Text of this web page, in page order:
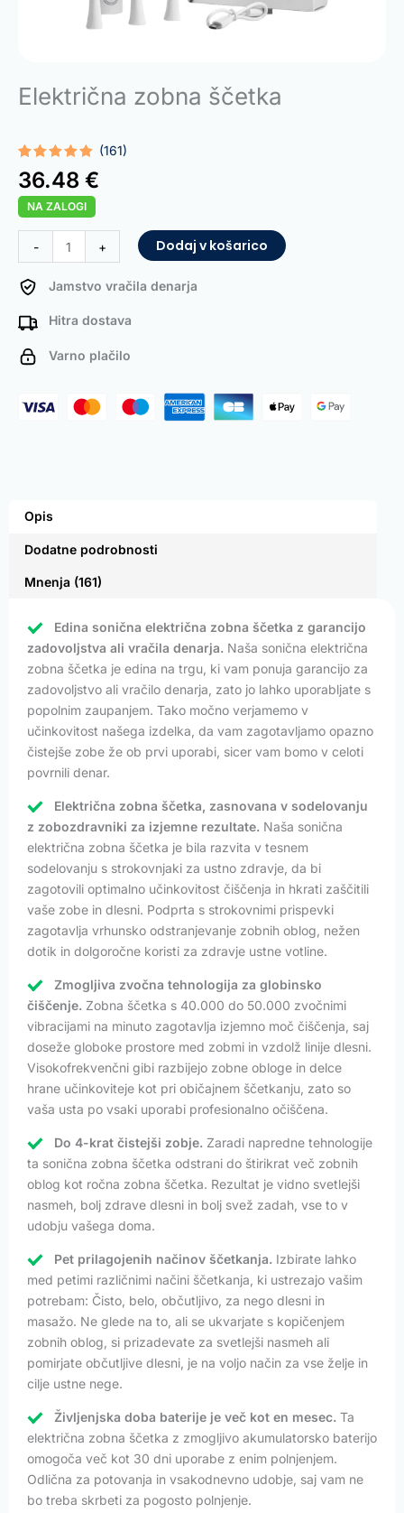
Električna zobna ščetka
Ocenjeno z
5.00od 5
na podlagi
ocene
161
strank
(161)
36.48 €
NA ZALOGI
-
Toothbrush
količina
+ Dodaj v košarico
Jamstvo vračila denarja
Hitra dostava
Varno plačilo
Opis
Dodatne podrobnosti
Mnenja (161)
Edina sonična električna zobna ščetka z garancijo
zadovoljstva ali vračila denarja. Naša sonična električna
zobna ščetka je edina na trgu, ki vam ponuja garancijo za
zadovoljstvo ali vračilo denarja, zato jo lahko uporabljate s
popolnim zaupanjem. Tako močno verjamemo v
učinkovitost našega izdelka, da vam zagotavljamo opazno
čistejše zobe že ob prvi uporabi, sicer vam bomo v celoti
povrnili denar.
Električna zobna ščetka, zasnovana v sodelovanju
z zobozdravniki za izjemne rezultate. Naša sonična
električna zobna ščetka je bila razvita v tesnem
sodelovanju s strokovnjaki za ustno zdravje, da bi
zagotovili optimalno učinkovitost čiščenja in hkrati zaščitili
vaše zobe in dlesni. Podprta s strokovnimi prispevki
zagotavlja vrhunsko odstranjevanje zobnih oblog, nežen
dotik in dolgoročne koristi za zdravje ustne votline.
Zmogljiva zvočna tehnologija za globinsko
čiščenje. Zobna ščetka s 40.000 do 50.000 zvočnimi
vibracijami na minuto zagotavlja izjemno moč čiščenja, saj
doseže globoke prostore med zobmi in vzdolž linije dlesni.
Visokofrekvenčni gibi razbijejo zobne obloge in delce
hrane učinkoviteje kot pri običajnem ščetkanju, zato so
vaša usta po vsaki uporabi profesionalno očiščena.
Do 4-krat čistejši zobje. Zaradi napredne tehnologije
ta sonična zobna ščetka odstrani do štirikrat več zobnih
oblog kot ročna zobna ščetka. Rezultat je vidno svetlejši
nasmeh, bolj zdrave dlesni in bolj svež zadah, vse to v
udobju vašega doma.
Pet prilagojenih načinov ščetkanja. Izbirate lahko
med petimi različnimi načini ščetkanja, ki ustrezajo vašim
potrebam: Čisto, belo, občutljivo, za nego dlesni in
masažo. Ne glede na to, ali se ukvarjate s kopičenjem
zobnih oblog, si prizadevate za svetlejši nasmeh ali
pomirjate občutljive dlesni, je na voljo način za vse želje in
cilje ustne nege.
Življenjska doba baterije je več kot en mesec. Ta
električna zobna ščetka z zmogljivo akumulatorsko baterijo
omogoča več kot 30 dni uporabe z enim polnjenjem.
Odlična za potovanja in vsakodnevno udobje, saj vam ne
bo treba skrbeti za pogosto polnjenje.